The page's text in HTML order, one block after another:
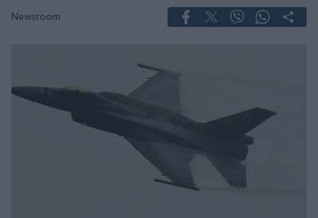
Newsroom